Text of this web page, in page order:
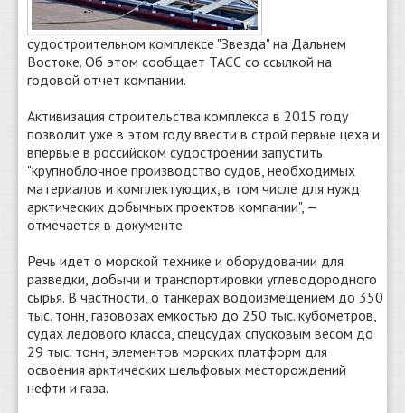
судостроительном комплексе "Звезда" на Дальнем
Востоке. Об этом сообщает ТАСС со ссылкой на
годовой отчет компании.
Активизация строительства комплекса в 2015 году
позволит уже в этом году ввести в строй первые цеха и
впервые в российском судостроении запустить
"крупноблочное производство судов, необходимых
материалов и комплектующих, в том числе для нужд
арктических добычных проектов компании", —
отмечается в документе.
Речь идет о морской технике и оборудовании для
разведки, добычи и транспортировки углеводородного
сырья. В частности, о танкерах водоизмещением до 350
тыс. тонн, газовозах емкостью до 250 тыс. кубометров,
судах ледового класса, спецсудах спусковым весом до
29 тыс. тонн, элементов морских платформ для
освоения арктических шельфовых месторождений
нефти и газа.